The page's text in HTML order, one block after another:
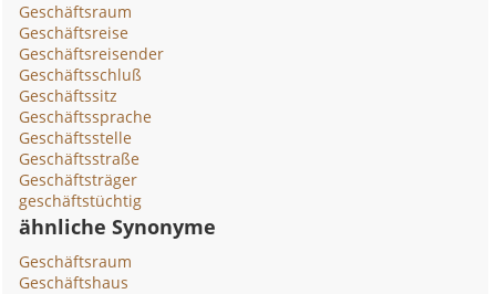
Geschäftsraum
Geschäftsreise
Geschäftsreisender
Geschäftsschluß
Geschäftssitz
Geschäftssprache
Geschäftsstelle
Geschäftsstraße
Geschäftsträger
geschäftstüchtig
ähnliche Synonyme
Geschäftsraum
Geschäftshaus